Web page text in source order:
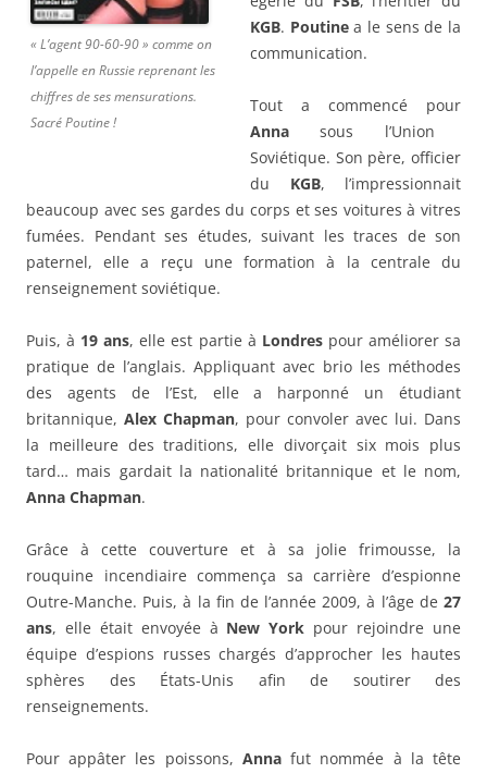
« L’agent 90-60-90 » comme on
l’appelle en Russie reprenant les
chiffres de ses mensurations.
Sacré Poutine !
KGB. Poutinea le sens de la
communication.
Tout a commencé pour
Anna sous l’Union
Soviétique. Son père, officier
du KGB, l’impressionnait
beaucoup avec ses gardes du corps et ses voitures à vitres
fumées. Pendant ses études, suivant les traces de son
paternel, elle a reçu une formation à la centrale du
renseignement soviétique.
Puis, à 19 ans, elle est partie à Londrespour améliorer sa
pratique de l’anglais. Appliquant avec brio les méthodes
des agents de l’Est, elle a harponné un étudiant
britannique, Alex Chapman, pour convoler avec lui. Dans
la meilleure des traditions, elle divorçait six mois plus
tard… mais gardait la nationalité britannique et le nom,
Anna Chapman.
Grâce à cette couverture et à sa jolie frimousse, la
rouquine incendiaire commença sa carrière d’espionne
Outre-Manche. Puis, à la fin de l’année 2009, à l’âge de 27
ans, elle était envoyée à New York pour rejoindre une
équipe d’espions russes chargés d’approcher les hautes
sphères des États-Unis afin de soutirer des
renseignements.
Pour appâter les poissons, Annafut nommée à la tête